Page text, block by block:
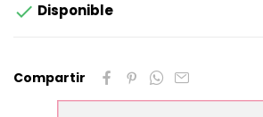
 Disponible
Compartir